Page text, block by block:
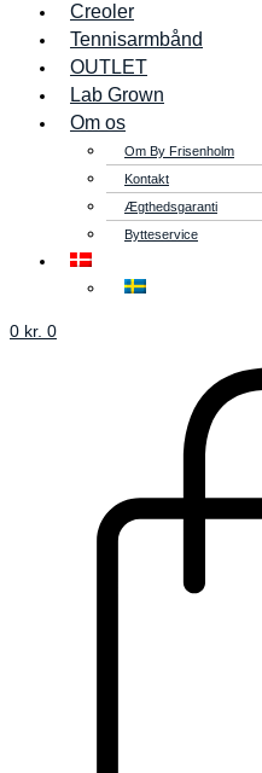
Creoler
Tennisarmbånd
OUTLET
Lab Grown
Om os
Om By Frisenholm
Kontakt
Ægthedsgaranti
Bytteservice
0 kr. 0